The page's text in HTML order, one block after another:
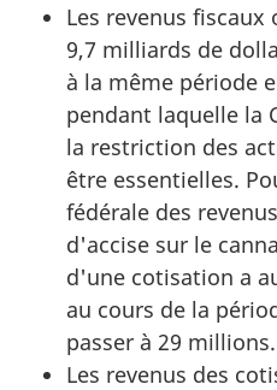
Les revenus
9,7 milliards de
à la même période
pendant laquelle la
la restriction des
être essentielles.
fédérale des
d'accise sur le
d'une cotisation a
au cours de la
passer à 29 millions.
Les revenus des